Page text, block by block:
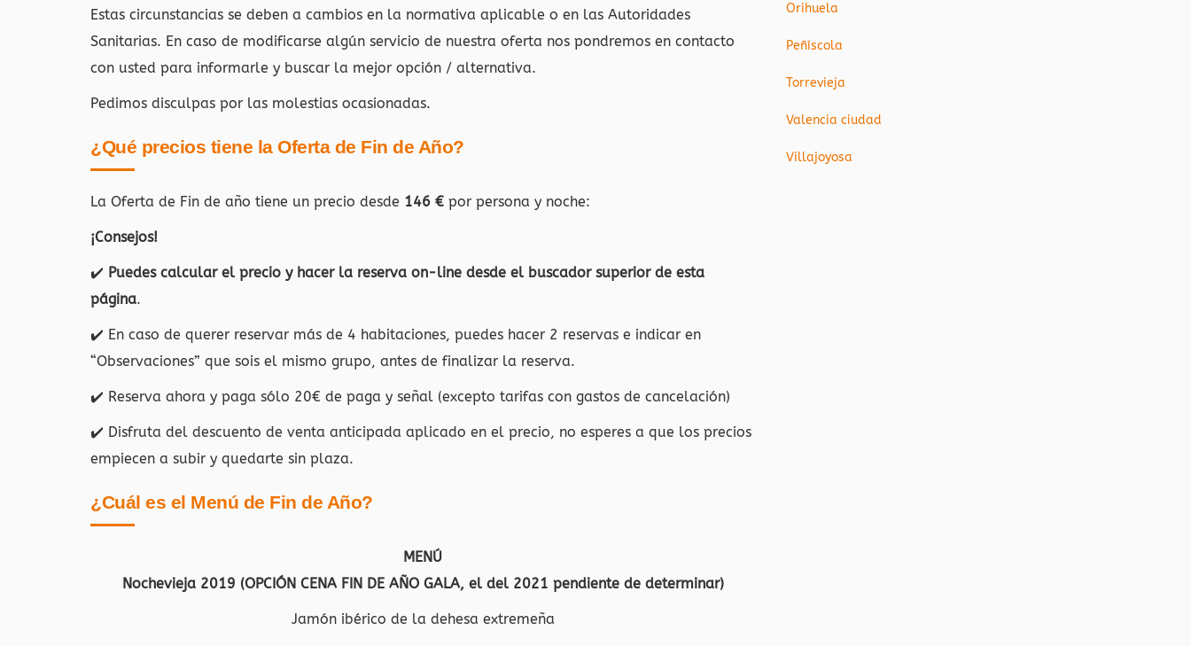
Estas circunstancias se deben a cambios en la normativa aplicable o en las Autoridades
Sanitarias. En caso de modificarse algún servicio de nuestra oferta nos pondremos en contacto
con usted para informarle y buscar la mejor opción / alternativa.
Pedimos disculpas por las molestias ocasionadas.
¿Qué precios tiene la Oferta de Fin de Año?
La Oferta de Fin de año tiene un precio desde 146 € por persona y noche:
¡Consejos!
✔️ Puedes calcular el precio y hacer la reserva on-line desde el buscador superior de esta
página.
✔️ En caso de querer reservar más de 4 habitaciones, puedes hacer 2 reservas e indicar en
“Observaciones” que sois el mismo grupo, antes de finalizar la reserva.
✔️ Reserva ahora y paga sólo 20€ de paga y señal (excepto tarifas con gastos de cancelación)
✔️ Disfruta del descuento de venta anticipada aplicado en el precio, no esperes a que los precios
empiecen a subir y quedarte sin plaza.
¿Cuál es el Menú de Fin de Año?
MENÚ
Nochevieja 2019 (OPCIÓN CENA FIN DE AÑO GALA, el del 2021 pendiente de determinar)
Jamón ibérico de la dehesa extremeña
Orihuela
Peñíscola
Torrevieja
Valencia ciudad
Villajoyosa